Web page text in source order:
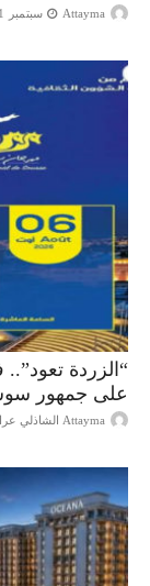
Attayma سبتمبر 21, 2020
“الزردة
على جمهور
Attayma الشاذلي عرايبية